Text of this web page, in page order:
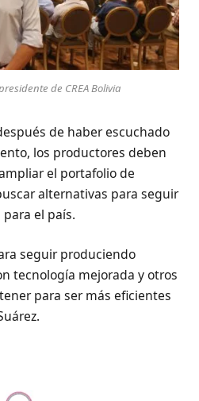
de CREA Bolivia
de haber escuchado
los productores deben
el portafolio de
alternativas para seguir
el país.
seguir produciendo
tecnología mejorada y otros
para ser más eficientes